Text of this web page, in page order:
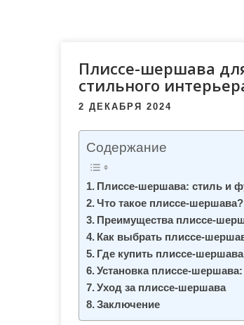
Плиссе-шершава
стильного
2 ДЕКАБРЯ 2024
Содержание
Плиссе-шершава: стиль и
Что такое плиссе-шершава?
Преимущества плиссе-
Как выбрать плиссе-
Где купить плиссе-
Установка плиссе-
Уход за плиссе-шершава
Заключение